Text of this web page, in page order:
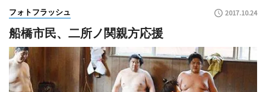
フォトフラッシュ 2017.10.24
船橋市民、二所ノ関親方応援